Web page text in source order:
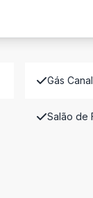
Gás
Salão de